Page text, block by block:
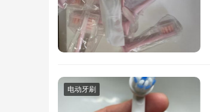
电动牙刷